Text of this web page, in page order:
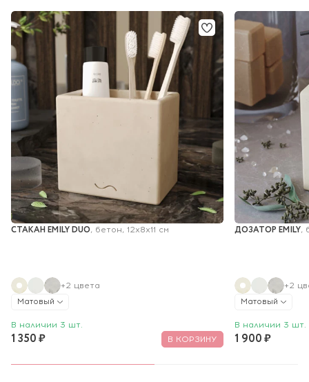
СТАКАН EMILY DUO, бетон, 12х8х11 см
+2 цвета
Матовый
В наличии 3 шт.
1 350 ₽ В КОРЗИНУ
ДОЗАТОР EMILY,
+2
Матовый
В наличии 3 шт.
1 900 ₽